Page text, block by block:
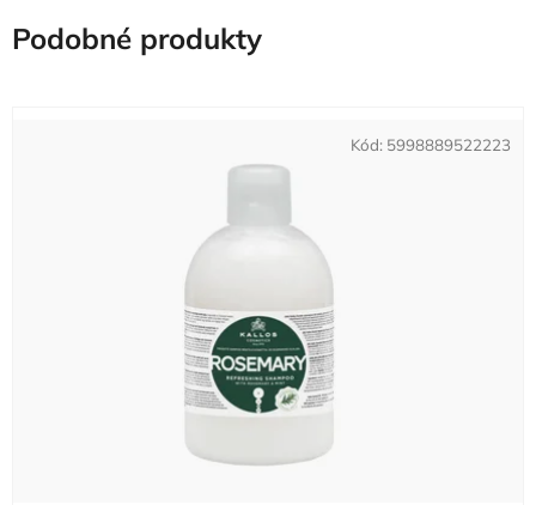
Podobné produkty
Kód: 5998889522223